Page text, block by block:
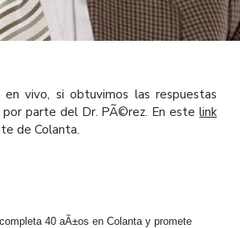
vivo, si obtuvimos las respuestas
por parte del Dr. PÃ©rez. En estelink
de Colanta.
40 aÃ±os en Colanta y promete